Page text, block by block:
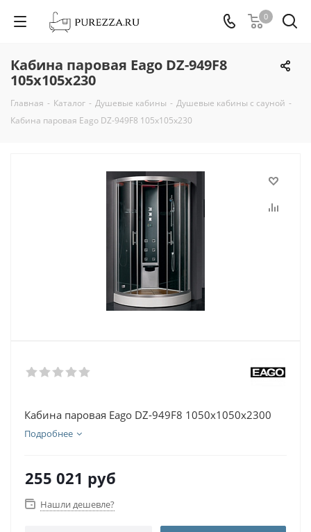
0
Кабина паровая Eago DZ-949F8
105х105х230
Главная - Каталог - Душевые кабины - Душевые кабины с сауной -
Кабина паровая Eago DZ-949F8 105х105х230
Кабина паровая Eago DZ-949F8 1050х1050х2300
Подробнее
255 021 руб
Нашли дешевле?